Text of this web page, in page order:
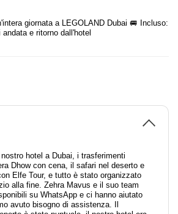
giornata a LEGOLAND Dubai 🚐 Incluso:
e ritorno dall'hotel
hotel a Dubai, i trasferimenti
Dhow con cena, il safari nel deserto e
Elfe Tour, e tutto è stato organizzato
alla fine. Zehra Mavus e il suo team
su WhatsApp e ci hanno aiutato
avuto bisogno di assistenza. Il